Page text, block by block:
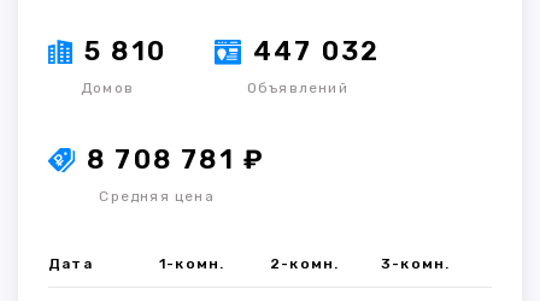
5 810
Домов
447 032
Объявлений
8 708 781 ₽
Средняя цена
Дата 1-комн. 2-комн. 3-комн.